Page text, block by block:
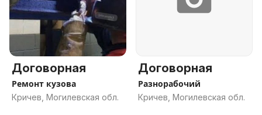
Договорная
Ремонт кузова
Кричев, Могилевская обл.
Договорная
Разнорабочий
Кричев, Могилевская обл.